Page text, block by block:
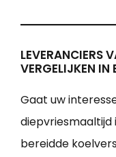
LEVERANCIERS
VERGELIJKEN IN
Gaat uw
diepvriesmaaltijd
bereidde